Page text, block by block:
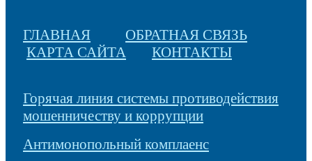
ГЛАВНАЯ
ОБРАТНАЯ СВЯЗЬ
КАРТА САЙТА
КОНТАКТЫ
Горячая линия системы противодействия
мошенничеству и коррупции
Антимонопольный комплаенс